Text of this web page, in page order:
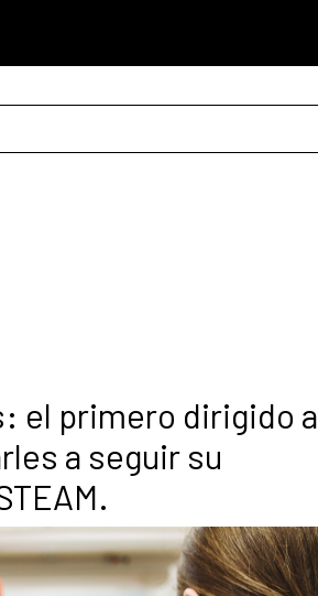
el primero dirigido a
a seguir su